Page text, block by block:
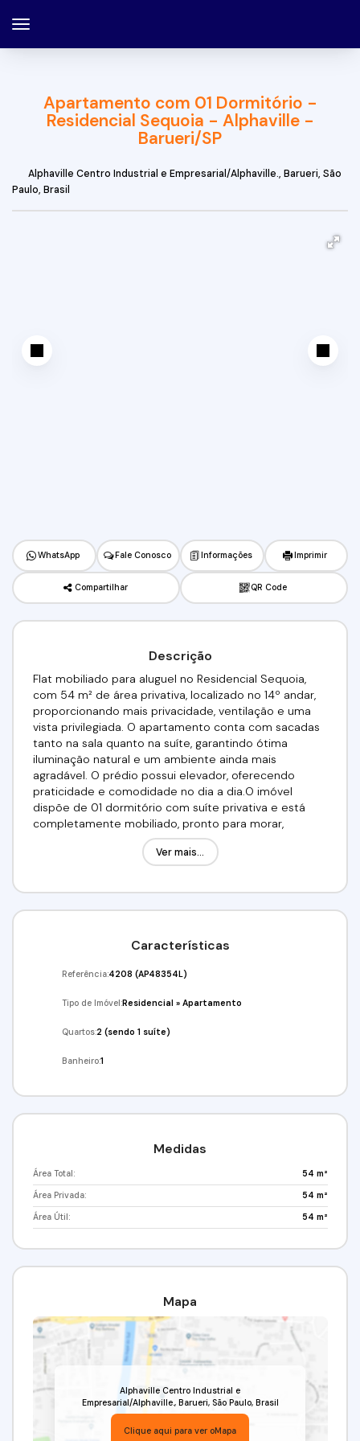
Apartamento com 01 Dormitório -
Residencial Sequoia - Alphaville -
Barueri/SP
Alphaville Centro Industrial e Empresarial/Alphaville., Barueri, São
Paulo, Brasil
WhatsApp Fale Conosco Informações Imprimir
Compartilhar QR Code
Descrição
Flat mobiliado para aluguel no Residencial Sequoia,
com 54 m² de área privativa, localizado no 14º andar,
proporcionando mais privacidade, ventilação e uma
vista privilegiada. O apartamento conta com sacadas
tanto na sala quanto na suíte, garantindo ótima
iluminação natural e um ambiente ainda mais
agradável. O prédio possui elevador, oferecendo
praticidade e comodidade no dia a dia.O imóvel
dispõe de 01 dormitório com suíte privativa e está
completamente mobiliado, pronto para morar,
incluindo geladeira duplex e todos os itens essenciais
para uma estadia confortável. Ideal para quem busca
uma vaga de garagem coberta. O sistema é pague e
use, proporcionando praticidade e controle de
garantias: três depósitos de caução, fiador ou seguro-
SPC/Serasa e comprovar renda equivalente a três
sua visita!(11) 97417-8061Imobiliária Alfa
Ver mais...
Características
Referência:4208 (AP48354L)
Tipo de Imóvel:Residencial »Apartamento
Quartos:2 (sendo 1 suíte)
Banheiro:1
Medidas
Área Total: 54 m²
Área Privada: 54 m²
Área Útil: 54 m²
Mapa
Alphaville Centro Industrial e
Empresarial/Alphaville., Barueri, São Paulo, Brasil
Clique aqui para ver oMapa